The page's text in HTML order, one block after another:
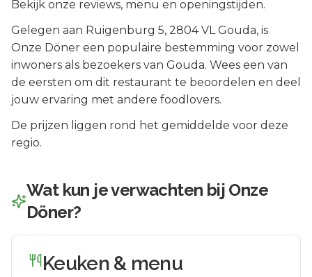
Bekijk onze reviews, menu en openingstijden.
Gelegen aan Ruigenburg 5, 2804 VL Gouda, is
Onze Döner een populaire bestemming voor zowel
inwoners als bezoekers van Gouda. Wees een van
de eersten om dit restaurant te beoordelen en deel
jouw ervaring met andere foodlovers.
De prijzen liggen rond het gemiddelde voor deze
regio.
Wat kun je verwachten bij Onze
Döner?
Keuken & menu